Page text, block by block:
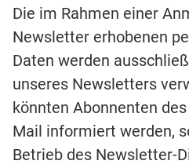
Die im Rahmen einer
Newsletter erhobenen
Daten werden
unseres Newsletters
könnten Abonnenten
Mail informiert werden,
Betrieb des Newsletter-